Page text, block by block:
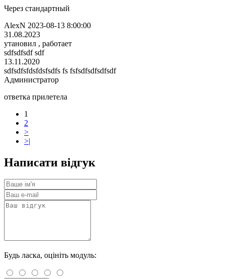
Через стандартный
AlexN 2023-08-13 8:00:00
31.08.2023
утановил , работает
sdfsdfsdf sdf
13.11.2020
sdfsdfsfdsfdsfsdfs fs fsfsdfsdfsdfsdf
Администратор
ответка прилетела
1
2
>
>|
Написати відгук
Будь ласка, оцініть модуль: